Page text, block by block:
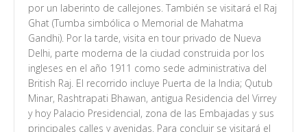
por un laberinto de callejones. También se visitará el Raj
Ghat (Tumba simbólica o Memorial de Mahatma
Gandhi). Por la tarde, visita en tour privado de Nueva
Delhi, parte moderna de la ciudad construida por los
ingleses en el año 1911 como sede administrativa del
British Raj. El recorrido incluye Puerta de la India; Qutub
Minar, Rashtrapati Bhawan, antigua Residencia del Virrey
y hoy Palacio Presidencial, zona de las Embajadas y sus
principales calles y avenidas. Para concluir se visitará el